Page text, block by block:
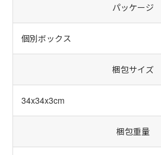
パッケージ
個別ボックス
梱包サイズ
34x34x3cm
梱包重量